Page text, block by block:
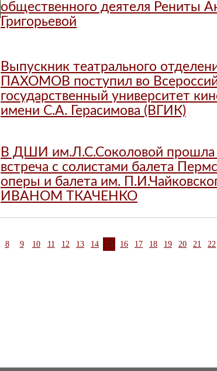
общественного деятеля Рениты
Григорьевой
Выпускник театрального
ПАХОМОВ поступил во
государственный университет
имени С.А. Герасимова (ВГИК)
В ДШИ им.Л.С.Соколовой прошла
встреча с солистами балета
оперы и балета им.
ИВАНОМ ТКАЧЕНКО
8 9 10 11 12 13 14 15 16 17 18 19 20 21 22